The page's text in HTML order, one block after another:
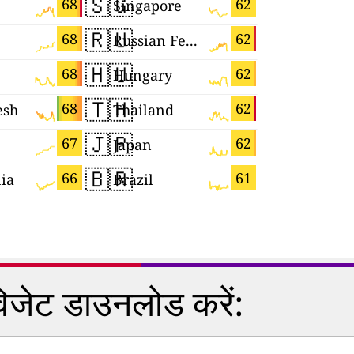
68
68
68
68
67
66
62
Singapore
🇷🇺 62
Russian Federation
🇭🇺 62
Hungary
🇹🇭 62
Thailand
🇯🇵 62
Japan
🇧🇷 61
Brazil
डाउनलोड करें: